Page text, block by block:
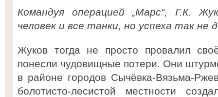
Командуя операцией „Марс“, Г.К.
человек и все танки, но успеха так не
Жуков тогда не просто провалил
понесли чудовищные потери. Они
в районе городов Сычёвка-Вязьма-
болотисто-лесистой местности